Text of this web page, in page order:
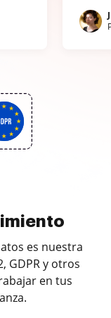
es nuestra
GDPR y otros
en tus